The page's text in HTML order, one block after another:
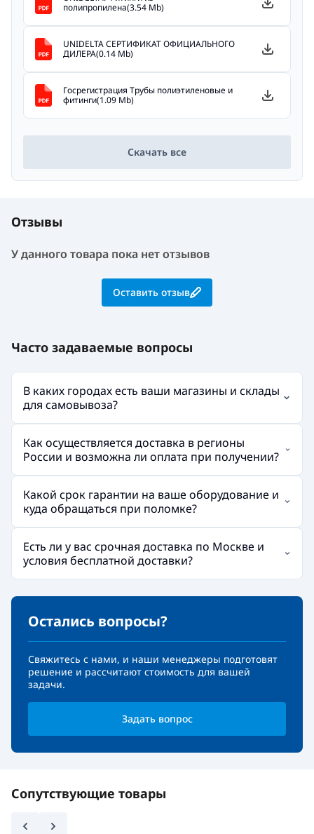
полипропилена(3.54 Mb)
UNIDELTA СЕРТИФИКАТ ОФИЦИАЛЬНОГО
ДИЛЕРА(0.14 Mb)
Госрегистрация Трубы полиэтиленовые и
фитинги(1.09 Mb)
Скачать все
Отзывы
У данного товара пока нет отзывов
Оставить отзыв
Часто задаваемые вопросы
В каких городах есть ваши магазины и склады
для самовывоза?
Как осуществляется доставка в регионы
России и возможна ли оплата при получении?
Какой срок гарантии на ваше оборудование и
куда обращаться при поломке?
Есть ли у вас срочная доставка по Москве и
условия бесплатной доставки?
Остались вопросы?
Свяжитесь с нами, и наши менеджеры подготовят
решение и рассчитают стоимость для вашей
задачи.
Задать вопрос
Сопутствующие товары